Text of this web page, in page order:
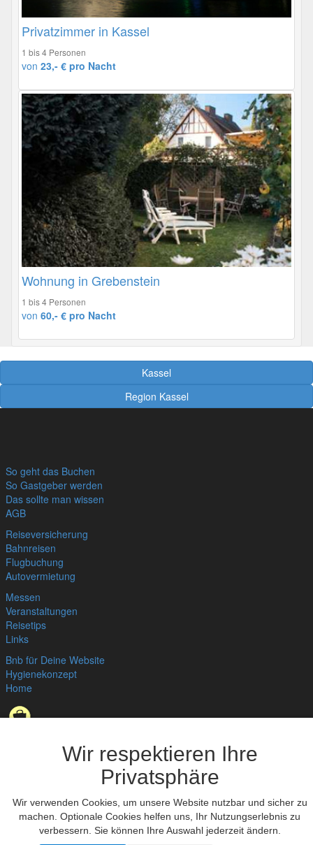
Wir respektieren Ihre
Privatsphäre
Wir verwenden Cookies, um unsere Website nutzbar und sicher zu
machen. Optionale Cookies helfen uns, Ihr Nutzungserlebnis zu
verbessern. Sie können Ihre Auswahl jederzeit ändern.
Privatzimmer in Kassel
1 bis 4 Personen
von 23,- € pro Nacht
Wohnung in Grebenstein
1 bis 4 Personen
von 60,- € pro Nacht
Kassel
Region Kassel
So geht das Buchen
So Gastgeber werden
Das sollte man wissen
AGB
Reiseversicherung
Bahnreisen
Flugbuchung
Autovermietung
Messen
Veranstaltungen
Reisetips
Links
Bnb für Deine Website
Hygienekonzept
Home